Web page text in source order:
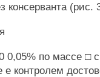
консерванта (рис.
по массе □
контролем